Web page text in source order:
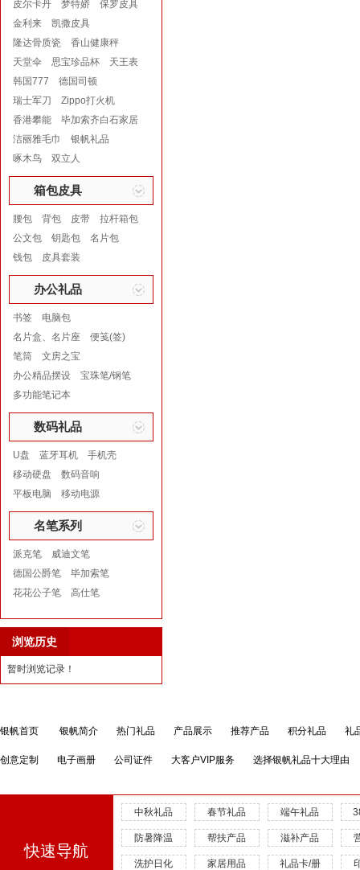
皮尔卡丹 梦特娇
保罗皮具
金利来
凯撒皮具
隆达骨质瓷
香山健康秤
天堂伞
思宝珍品杯
天王表
韩国777
德国司顿
瑞士军刀
Zippo打火机
香港攀能
毕加索齐白石家居
洁丽雅毛巾
银帆礼品
啄木鸟
双立人
箱包皮具
腰包 背包 皮带
拉杆箱包
公文包
钥匙包
名片包
钱包
皮具套装
办公礼品
书签
电脑包
名片盒、名片座
便笺(签)
笔筒
文房之宝
办公精品摆设
宝珠笔/钢笔
多功能笔记本
数码礼品
U盘 蓝牙耳机
手机壳
移动硬盘
数码音响
平板电脑
移动电源
名笔系列
派克笔
威迪文笔
德国公爵笔
毕加索笔
花花公子笔
高仕笔
浏览历史
暂时浏览记录！
银帆首页 银帆简介 热门礼品 产品展示 推荐产品 积分礼品 礼
创意定制 电子画册 公司证件 大客户VIP服务 选择银帆礼品十大理由
快速导航
中秋礼品 春节礼品 端午礼品
防暑降温 帮扶产品 滋补产品
洗护日化 家居用品 礼品卡/册